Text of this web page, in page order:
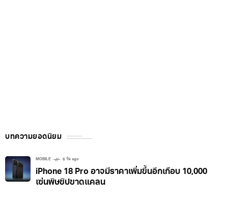
บทความยอดนิยม
MOBILE 6 วัน ago
iPhone 18 Pro อาจมีราคาเพิ่มขึ้นอีกเกือบ 10,000
เซ่นพิษชิปขาดแคลน